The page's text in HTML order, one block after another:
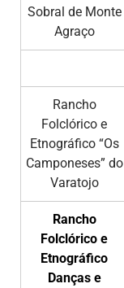
Sobral de Monte
Agraço
Rancho
Folclórico e
Etnográfico “Os
Camponeses” do
Varatojo
Rancho
Folclórico e
Etnográfico
Danças e